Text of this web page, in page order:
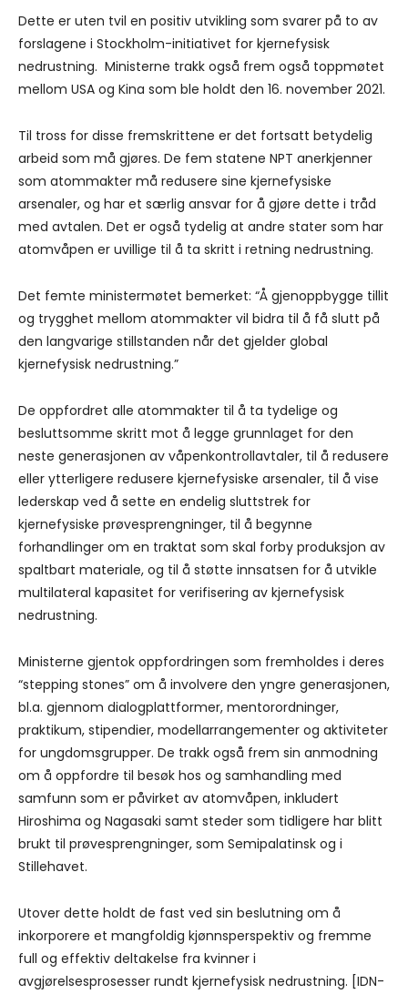
Dette er uten tvil en positiv utvikling som svarer på to av
forslagene i Stockholm-initiativet for kjernefysisk
nedrustning. Ministerne trakk også frem også toppmøtet
mellom USA og Kina som ble holdt den 16. november 2021.
Til tross for disse fremskrittene er det fortsatt betydelig
arbeid som må gjøres. De fem statene NPT anerkjenner
som atommakter må redusere sine kjernefysiske
arsenaler, og har et særlig ansvar for å gjøre dette i tråd
med avtalen. Det er også tydelig at andre stater som har
atomvåpen er uvillige til å ta skritt i retning nedrustning.
Det femte ministermøtet bemerket: “Å gjenoppbygge tillit
og trygghet mellom atommakter vil bidra til å få slutt på
den langvarige stillstanden når det gjelder global
kjernefysisk nedrustning.”
De oppfordret alle atommakter til å ta tydelige og
besluttsomme skritt mot å legge grunnlaget for den
neste generasjonen av våpenkontrollavtaler, til å redusere
eller ytterligere redusere kjernefysiske arsenaler, til å vise
lederskap ved å sette en endelig sluttstrek for
kjernefysiske prøvesprengninger, til å begynne
forhandlinger om en traktat som skal forby produksjon av
spaltbart materiale, og til å støtte innsatsen for å utvikle
multilateral kapasitet for verifisering av kjernefysisk
nedrustning.
Ministerne gjentok oppfordringen som fremholdes i deres
“stepping stones” om å involvere den yngre generasjonen,
bl.a. gjennom dialogplattformer, mentorordninger,
praktikum, stipendier, modellarrangementer og aktiviteter
for ungdomsgrupper. De trakk også frem sin anmodning
om å oppfordre til besøk hos og samhandling med
samfunn som er påvirket av atomvåpen, inkludert
Hiroshima og Nagasaki samt steder som tidligere har blitt
brukt til prøvesprengninger, som Semipalatinsk og i
Stillehavet.
Utover dette holdt de fast ved sin beslutning om å
inkorporere et mangfoldig kjønnsperspektiv og fremme
full og effektiv deltakelse fra kvinner i
avgjørelsesprosesser rundt kjernefysisk nedrustning. [IDN-